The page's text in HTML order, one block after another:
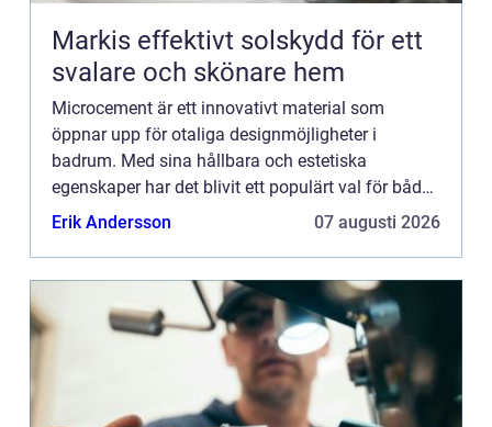
Markis effektivt solskydd för ett
svalare och skönare hem
Microcement är ett innovativt material som
öppnar upp för otaliga designmöjligheter i
badrum. Med sina hållbara och estetiska
egenskaper har det blivit ett populärt val för både
privatpersoner och företa...
Erik Andersson 07 augusti 2026